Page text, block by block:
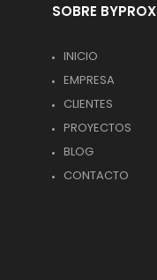
SOBRE BYPROX
INICIO
EMPRESA
CLIENTES
PROYECTOS
BLOG
CONTACTO